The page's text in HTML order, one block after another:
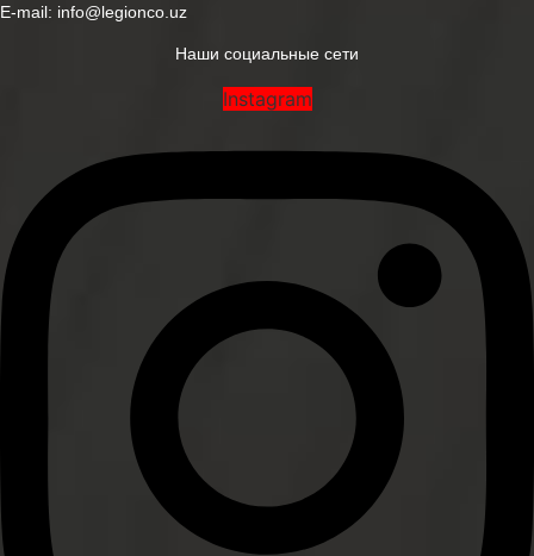
E-mail: info@legionco.uz
Наши социальные сети
Instagram